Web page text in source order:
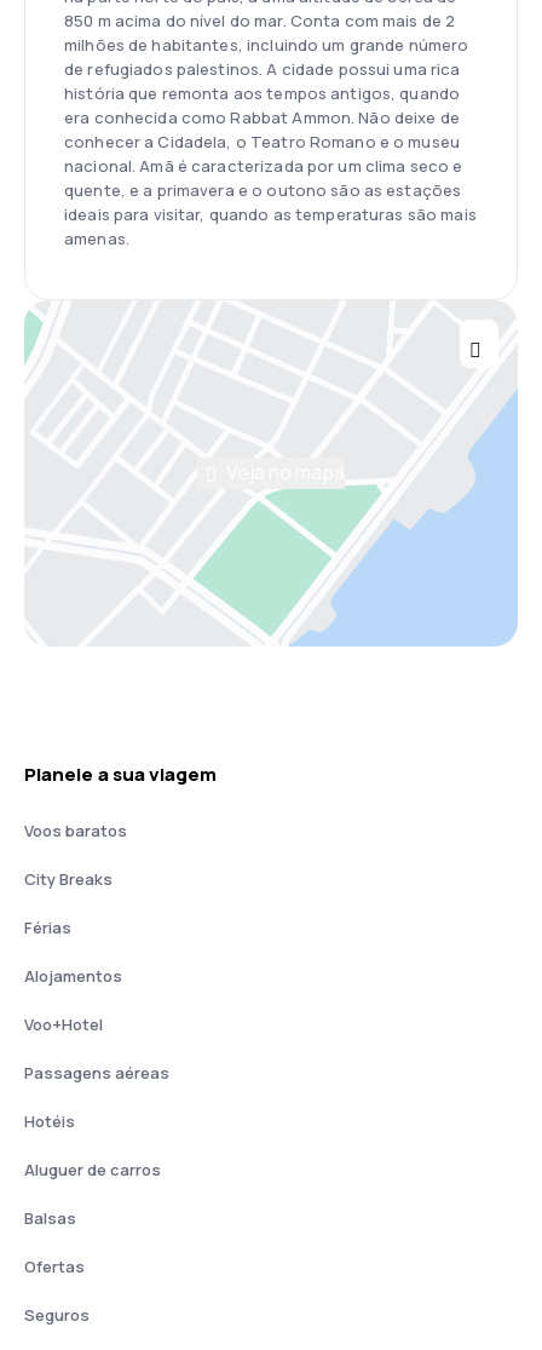
850 m acima do nível do mar. Conta com mais de 2
milhões de habitantes, incluindo um grande número
de refugiados palestinos. A cidade possui uma rica
história que remonta aos tempos antigos, quando
era conhecida como Rabbat Ammon. Não deixe de
conhecer a Cidadela, o Teatro Romano e o museu
nacional. Amã é caracterizada por um clima seco e
quente, e a primavera e o outono são as estações
ideais para visitar, quando as temperaturas são mais
amenas.
Planeie a sua viagem
Voos baratos
City Breaks
Férias
Alojamentos
Voo+Hotel
Passagens aéreas
Hotéis
Aluguer de carros
Balsas
Ofertas
Seguros